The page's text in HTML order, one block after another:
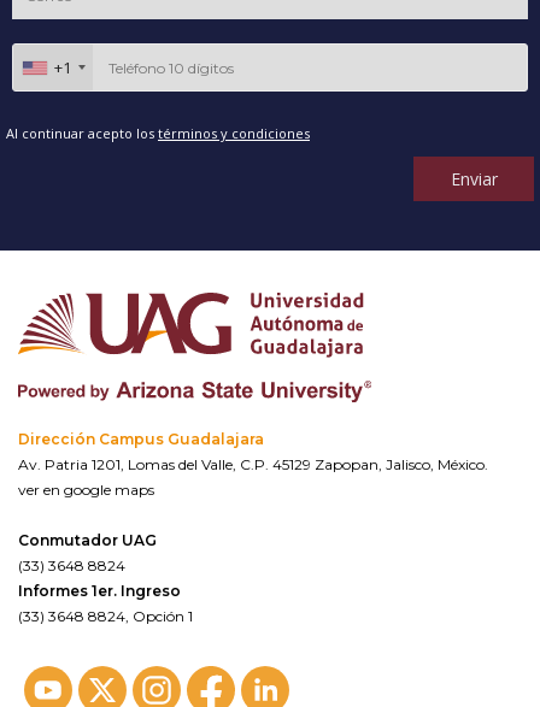
+1
Al continuar acepto los términos y condiciones
Enviar
Dirección Campus Guadalajara
Av. Patria 1201, Lomas del Valle, C.P. 45129 Zapopan, Jalisco, México.
ver en google maps
Conmutador UAG
(33) 3648 8824
Informes 1er. Ingreso
(33) 3648 8824, Opción 1